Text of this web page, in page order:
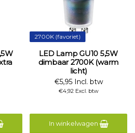
2700K (favoriet)
LED Lamp GU10 5,5W
dimbaar 2700K (warm
licht)
€5,95 Incl. btw
€4,92 Excl. btw
In winkelwagen